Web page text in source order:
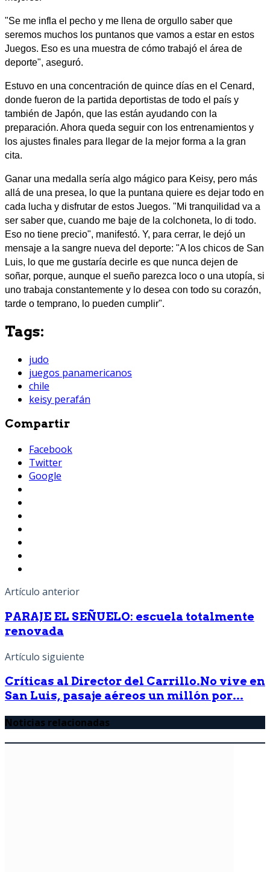
"Se me infla el pecho y me llena de orgullo saber que
seremos muchos los puntanos que vamos a estar en estos
Juegos. Eso es una muestra de cómo trabajó el área de
deporte", aseguró.
Estuvo en una concentración de quince días en el Cenard,
donde fueron de la partida deportistas de todo el país y
también de Japón, que las están ayudando con la
preparación. Ahora queda seguir con los entrenamientos y
los ajustes finales para llegar de la mejor forma a la gran
cita.
Ganar una medalla sería algo mágico para Keisy, pero más
allá de una presea, lo que la puntana quiere es dejar todo en
cada lucha y disfrutar de estos Juegos. "Mi tranquilidad va a
ser saber que, cuando me baje de la colchoneta, lo di todo.
Eso no tiene precio", manifestó. Y, para cerrar, le dejó un
mensaje a la sangre nueva del deporte: "A los chicos de San
Luis, lo que me gustaría decirle es que nunca dejen de
soñar, porque, aunque el sueño parezca loco o una utopía, si
uno trabaja constantemente y lo desea con todo su corazón,
tarde o temprano, lo pueden cumplir".
Tags:
judo
juegos panamericanos
chile
keisy perafán
Compartir
Facebook
Twitter
Google
Artículo anterior
PARAJE EL SEÑUELO: escuela totalmente
renovada
Artículo siguiente
Críticas al Director del Carrillo.No vive en
San Luis, pasaje aéreos un millón por...
Noticias relacionadas